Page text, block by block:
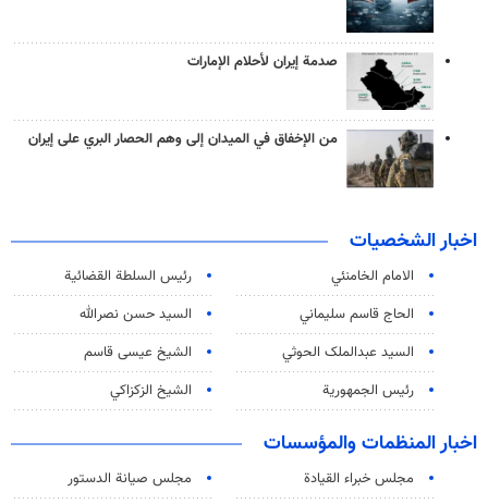
صدمة إيران لأحلام الإمارات
من الإخفاق في الميدان إلى وهم الحصار البري على إيران
اخبار الشخصيات
الامام الخامنئي
رئیس السلطة القضائیة
الحاج قاسم سليماني
السيد حسن نصرالله
السید عبدالملک الحوثي
الشيخ عيسى قاسم
رئيس الجمهورية
الشيخ الزكزاكي
اخبار المنظمات والمؤسسات
مجلس خبراء القيادة
مجلس صيانة الدستور